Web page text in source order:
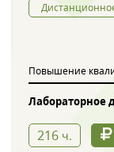
Повышение
Лабораторное
216 ч.